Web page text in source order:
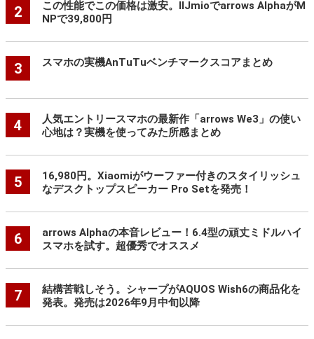
2
この性能でこの価格は激安。IIJmioでarrows AlphaがM
NPで39,800円
3 スマホの実機AnTuTuベンチマークスコアまとめ
4
人気エントリースマホの最新作「arrows We3」の使い
心地は？実機を使ってみた所感まとめ
5
16,980円。Xiaomiがウーファー付きのスタイリッシュ
なデスクトップスピーカー Pro Setを発売！
6
arrows Alphaの本音レビュー！6.4型の頑丈ミドルハイ
スマホを試す。超優秀でオススメ
7
結構苦戦しそう。シャープがAQUOS Wish6の商品化を
発表。発売は2026年9月中旬以降